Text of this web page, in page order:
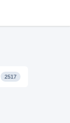
2517